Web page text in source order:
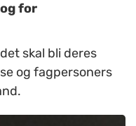
for
skal bli deres
og fagpersoners